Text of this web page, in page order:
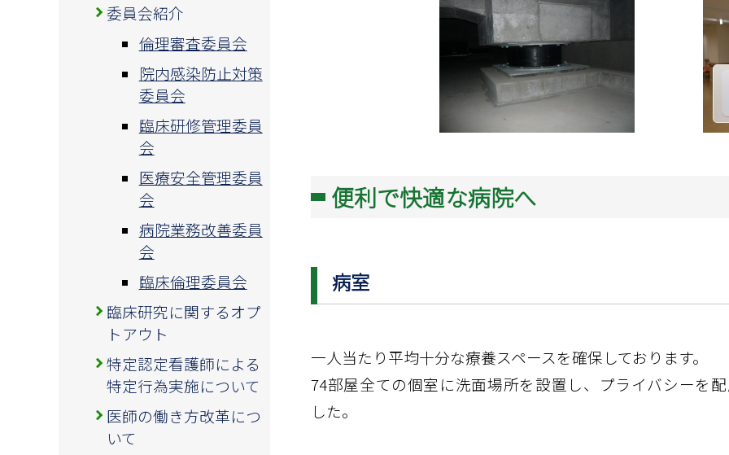
委員会紹介
倫理審査委員会
院内感染防止対策
委員会
臨床研修管理委員
会
医療安全管理委員
会
病院業務改善委員
会
臨床倫理委員会
臨床研究に関するオプ
トアウト
特定認定看護師による
特定行為実施について
医師の働き方改革につ
いて
便利で快適な病院へ
病室
一人当たり平均十分な療養スペースを確保しております。
74部屋全ての個室に洗面場所を設置し、プライバシーを
した。